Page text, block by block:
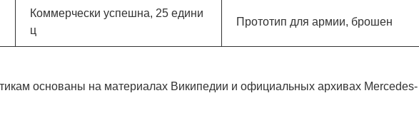
Коммерчески успешна, 25 едини
ц
Прототип для армии, брошен
основаны на материалах Википедии и официальных архивах Mercedes-